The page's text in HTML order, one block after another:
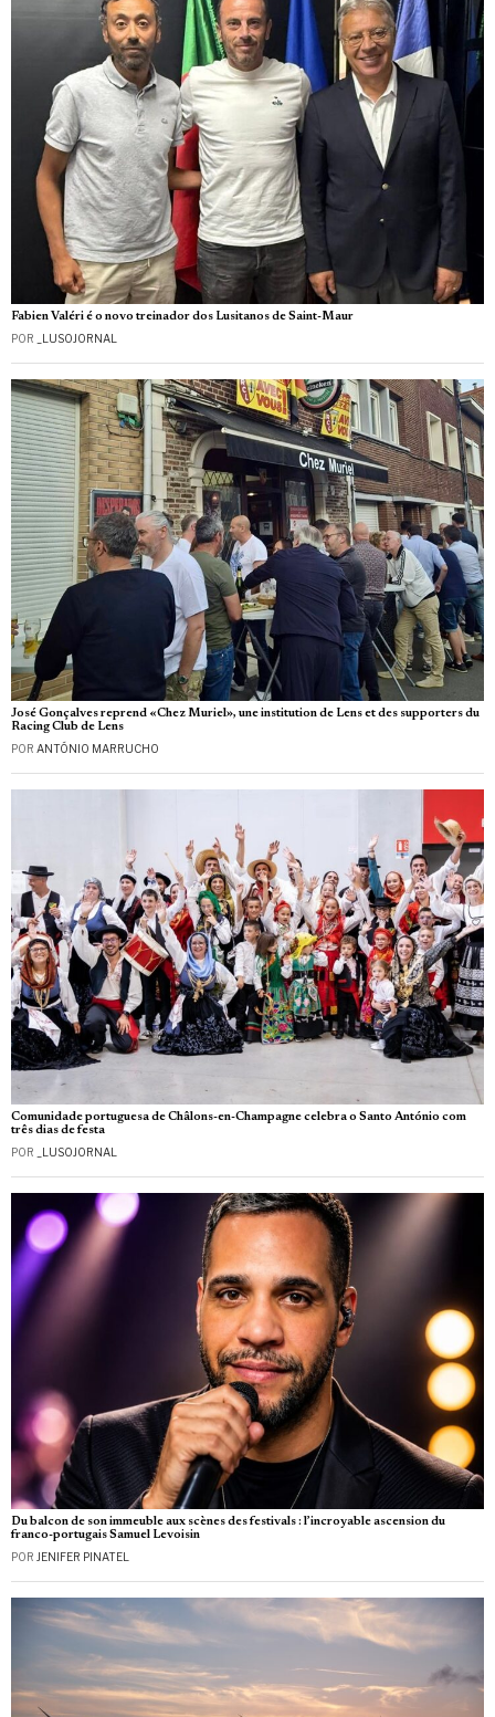
Fabien Valéri é o novo treinador dos Lusitanos de Saint-Maur
POR _LUSOJORNAL
José Gonçalves reprend «Chez Muriel», une institution de Lens et des supporters du
Racing Club de Lens
POR ANTÓNIO MARRUCHO
Comunidade portuguesa de Châlons-en-Champagne celebra o Santo António com
três dias de festa
POR _LUSOJORNAL
Du balcon de son immeuble aux scènes des festivals : l’incroyable ascension du
franco-portugais Samuel Levoisin
POR JENIFER PINATEL